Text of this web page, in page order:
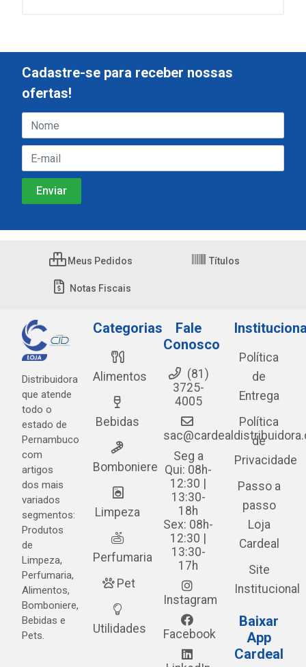
Cadastre-se para receber nossas
ofertas!
Meus Pedidos Títulos
Notas Fiscais
Distribuidora
que atende
todo o
estado de
Pernambuco
com
artigos
dos mais
variados
segmentos:
Produtos
de
Limpeza,
Perfumaria,
Alimentos,
Bomboniere,
Bebidas e
Pets.
Categorias
Alimentos
Bebidas
Bomboniere
Limpeza
Perfumaria
Pet
Utilidades
Fale
Conosco
(81)
3725-
4005
Seg a
Qui: 08h-
12:30 |
13:30-
18h
Sex: 08h-
12:30 |
13:30-
17h
Instagram
Facebook
Política
de
Entrega
Política
de
Privacidade
Passo a
passo
Loja
Cardeal
Site
Institucional
Baixar
App
Cardeal